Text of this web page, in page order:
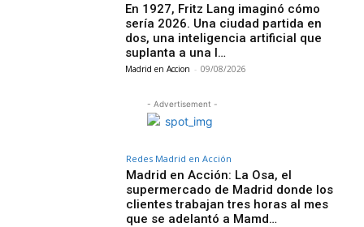
En 1927, Fritz Lang imaginó cómo
sería 2026. Una ciudad partida en
dos, una inteligencia artificial que
suplanta a una l…
Madrid en Accion - 09/08/2026
- Advertisement -
Redes Madrid en Acción
Madrid en Acción: La Osa, el
supermercado de Madrid donde los
clientes trabajan tres horas al mes
que se adelantó a Mamd…